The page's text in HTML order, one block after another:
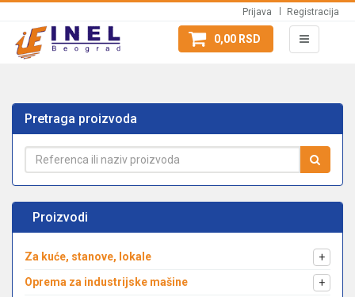
Prijava Registracija
0,00 RSD
Pretraga proizvoda
Proizvodi
Za kuće, stanove, lokale
+
Oprema za industrijske mašine
+